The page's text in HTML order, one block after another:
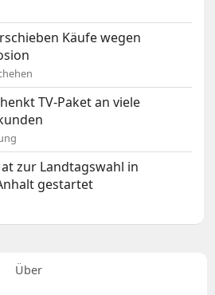
Käufe wegen
TV-Paket an viele
zur Landtagswahl in
gestartet
Über